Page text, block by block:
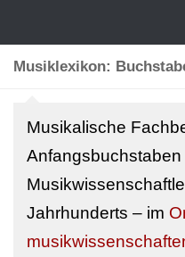
Musiklexikon:
Musikalische
Anfangsbuchstaben
Jahrhunderts – im